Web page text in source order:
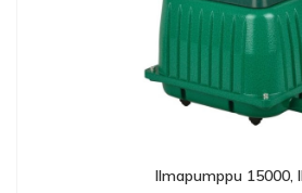
Ilmapumppu 15000,